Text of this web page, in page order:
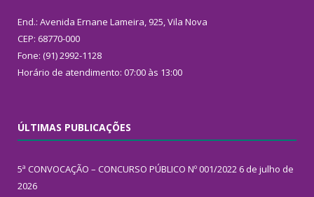
End.: Avenida Ernane Lameira, 925, Vila Nova
CEP: 68770-000
Fone: (91) 2992-1128
Horário de atendimento: 07:00 às 13:00
ÚLTIMAS PUBLICAÇÕES
5ª CONVOCAÇÃO – CONCURSO PÚBLICO Nº 001/2022 6 de julho de
2026